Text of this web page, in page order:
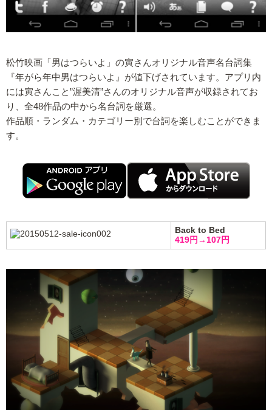
松竹映画「男はつらいよ」の寅さんオリジナル音声名台詞集
『年がら年中男はつらいよ』が値下げされています。アプリ内
には寅さんこと”渥美清”さんのオリジナル音声が収録されてお
り、全48作品の中から名台詞を厳選。
作品順・ランダム・カテゴリー別で台詞を楽しむことができま
す。
Back to Bed
419円→107円